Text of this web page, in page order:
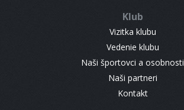
Klub
Vizitka klubu
Vedenie klubu
Naši športovci a osobnosti
Naši partneri
Kontakt
CONTACT